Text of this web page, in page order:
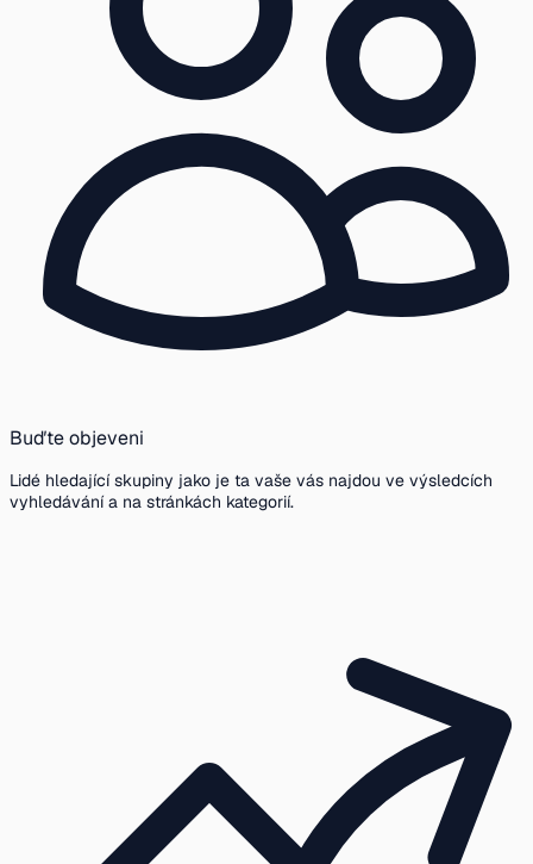
Buďte objeveni
Lidé hledající skupiny jako je ta vaše vás najdou ve výsledcích
vyhledávání a na stránkách kategorií.